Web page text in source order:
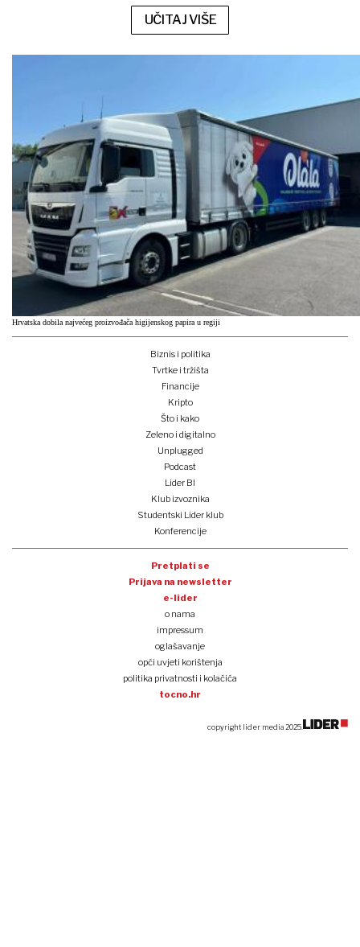
UČITAJ VIŠE
Hrvatska dobila najvećeg proizvođača higijenskog papira u regiji
Biznis i politika
Tvrtke i tržišta
Financije
Kripto
Što i kako
Zeleno i digitalno
Unplugged
Podcast
Lider BI
Klub izvoznika
Studentski Lider klub
Konferencije
Pretplati se
Prijava na newsletter
e-lider
o nama
impressum
oglašavanje
opći uvjeti korištenja
politika privatnosti i kolačića
tocno.hr
copyright lider media 2025.